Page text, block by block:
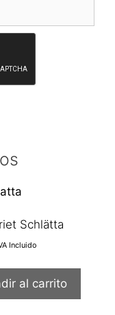
Schlätta
Incluido
al carrito